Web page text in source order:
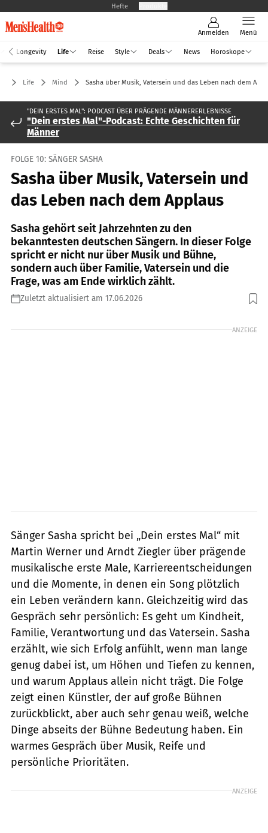
Hefte
Anmelden Menü
Longevity Life Reise Style Deals News Horoskope
Life Mind Sasha über Musik, Vatersein und das Leben nach dem
"DEIN ERSTES MAL": PODCAST ÜBER PRÄGENDE MÄNNERERLEBNISSE
"Dein erstes Mal"-Podcast: Echte Geschichten für
Männer
FOLGE 10: SÄNGER SASHA
Sasha über Musik, Vatersein und
das Leben nach dem Applaus
Sasha gehört seit Jahrzehnten zu den
bekanntesten deutschen Sängern. In dieser Folge
spricht er nicht nur über Musik und Bühne,
sondern auch über Familie, Vatersein und die
Frage, was am Ende wirklich zählt.
Zuletzt aktualisiert am 17.06.2026
Foto: PR
ANZEIGE
Sänger Sasha spricht bei „Dein erstes Mal“ mit
Martin Werner und Arndt Ziegler über prägende
musikalische erste Male, Karriereentscheidungen
und die Momente, in denen ein Song plötzlich
ein Leben verändern kann. Gleichzeitig wird das
Gespräch sehr persönlich: Es geht um Kindheit,
Familie, Verantwortung und das Vatersein. Sasha
erzählt, wie sich Erfolg anfühlt, wenn man lange
genug dabei ist, um Höhen und Tiefen zu kennen,
und warum Applaus allein nicht trägt. Die Folge
zeigt einen Künstler, der auf große Bühnen
zurückblickt, aber auch sehr genau weiß, welche
Dinge abseits der Bühne Bedeutung haben. Ein
warmes Gespräch über Musik, Reife und
persönliche Prioritäten.
ANZEIGE